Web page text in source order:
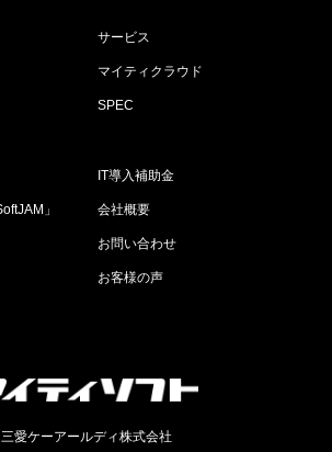
サービス
マイティクラウド
SPEC
」
IT導入補助金
会社概要
お問い合わせ
お客様の声
三愛ケーアールディ株式会社